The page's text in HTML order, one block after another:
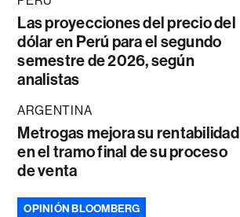
Las proyecciones del precio del
dólar en Perú para el segundo
semestre de 2026, según
analistas
ARGENTINA
Metrogas mejora su rentabilidad
en el tramo final de su proceso
de venta
OPINIÓN BLOOMBERG